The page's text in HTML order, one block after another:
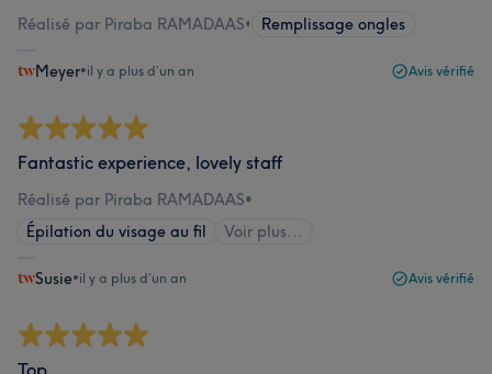
Réalisé par Piraba RAMADAAS• Remplissage ongles
Meyer•il y a plus d’un an Avis vérifié
Fantastic experience, lovely staff
Réalisé par Piraba RAMADAAS•
Épilation du visage au fil
Voir plus...
Susie•il y a plus d’un an Avis vérifié
Top